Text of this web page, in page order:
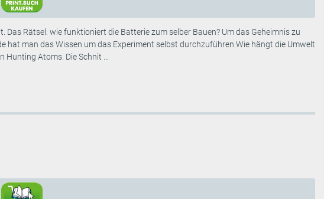
Rätsel: wie funktioniert die Batterie zum selber Bauen? Um das Geheimnis zu
hat man das Wissen um das Experiment selbst durchzuführen.Wie hängt die Umwelt
Atoms. Die Schnit ...